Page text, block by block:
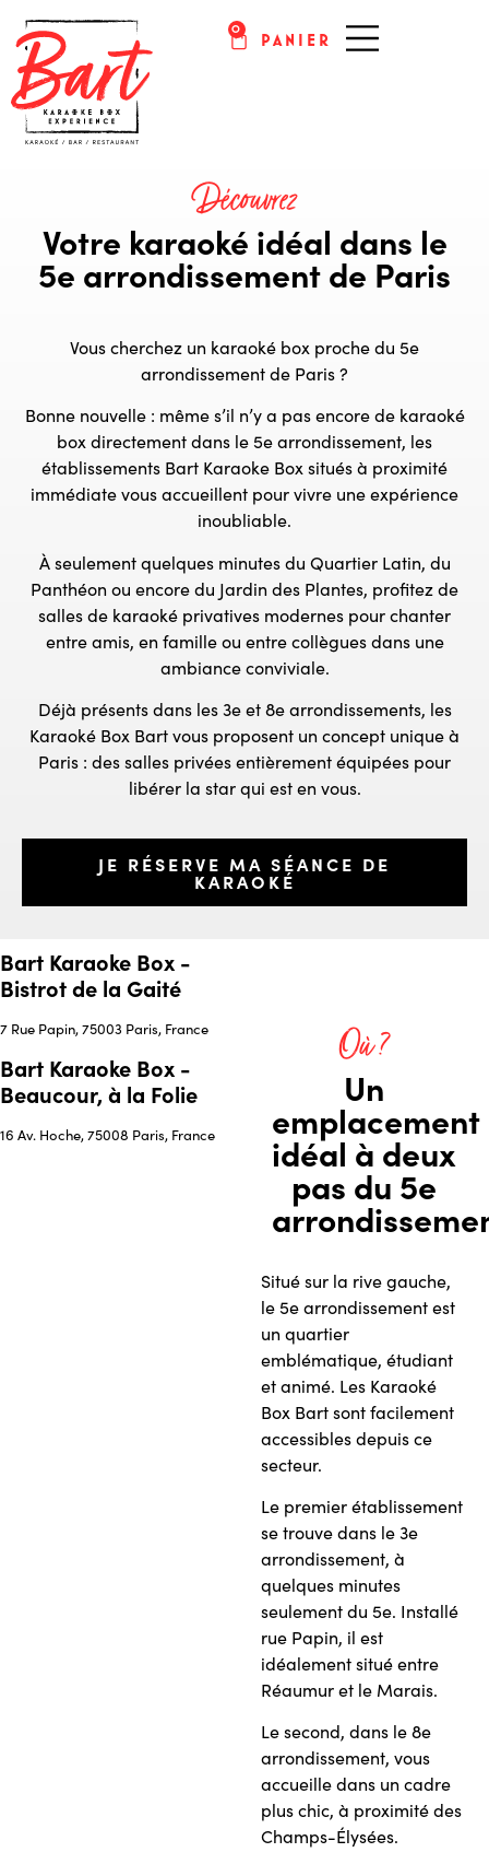
PANIER
0
Découvrez
Votre karaoké idéal dans le
5e arrondissement de Paris
Vous cherchez un karaoké box proche du 5e
arrondissement de Paris ?
Bonne nouvelle : même s’il n’y a pas encore de karaoké
box directement dans le 5e arrondissement, les
établissements Bart Karaoke Box situés à proximité
immédiate vous accueillent pour vivre une expérience
inoubliable.
À seulement quelques minutes du Quartier Latin, du
Panthéon ou encore du Jardin des Plantes, profitez de
salles de karaoké privatives modernes pour chanter
entre amis, en famille ou entre collègues dans une
ambiance conviviale.
Déjà présents dans les 3e et 8e arrondissements, les
Karaoké Box Bart vous proposent un concept unique à
Paris : des salles privées entièrement équipées pour
libérer la star qui est en vous.
JE RÉSERVE MA SÉANCE DE
KARAOKÉ
Bart Karaoke Box -
Bistrot de la Gaité
7 Rue Papin, 75003 Paris, France
Bart Karaoke Box -
Beaucour, à la Folie
16 Av. Hoche, 75008 Paris, France
Où ?
Un
emplacement
idéal à deux
pas du 5e
Situé sur la rive gauche,
le 5e arrondissement est
un quartier
emblématique, étudiant
et animé. Les Karaoké
Box Bart sont facilement
accessibles depuis ce
secteur.
Le premier établissement
se trouve dans le 3e
arrondissement, à
quelques minutes
seulement du 5e. Installé
rue Papin, il est
idéalement situé entre
Réaumur et le Marais.
Le second, dans le 8e
arrondissement, vous
accueille dans un cadre
plus chic, à proximité des
Champs-Élysées.